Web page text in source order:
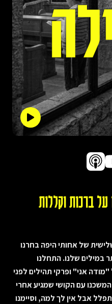
ברכות וקללות
של אחותי היפה בחרנו
שלנו. התחלנו
אני" ופרקי תהילים לפני
עם הקושי שמגיע אחרי
אבל אין לך למה, וסיימנו